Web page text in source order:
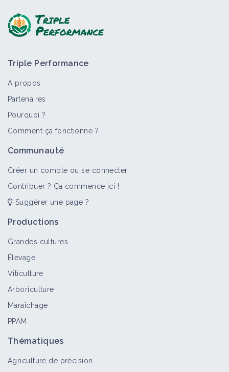
Triple Performance
À propos
Partenaires
Pourquoi ?
Comment ça fonctionne ?
Communauté
Créer un compte ou se connecter
Contribuer ? Ça commence ici !
Suggérer une page ?
Productions
Grandes cultures
Élevage
Viticulture
Arboriculture
Maraîchage
PPAM
Thématiques
Agriculture de précision